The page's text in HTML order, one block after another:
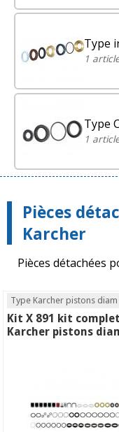
Type
1
Type
1
Pièces
Karcher
Pièces détachées
Type Karcher pistons
Kit X 891 kit
Karcher pistons